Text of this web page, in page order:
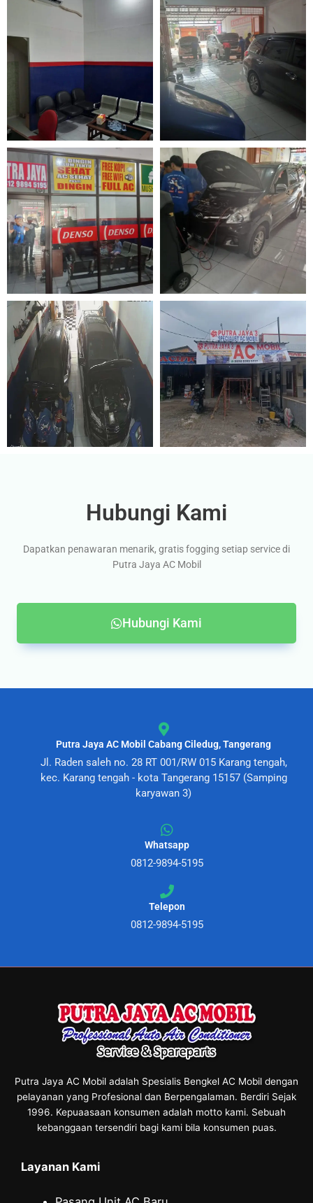
Hubungi Kami
Dapatkan penawaran menarik, gratis fogging setiap service di
Putra Jaya AC Mobil
Hubungi Kami
Putra Jaya AC Mobil Cabang Ciledug, Tangerang
Jl. Raden saleh no. 28 RT 001/RW 015 Karang tengah,
kec. Karang tengah - kota Tangerang 15157 (Samping
karyawan 3)
Whatsapp
0812-9894-5195
Telepon
0812-9894-5195
Putra Jaya AC Mobil adalah Spesialis Bengkel AC Mobil dengan
pelayanan yang Profesional dan Berpengalaman. Berdiri Sejak
1996. Kepuaasaan konsumen adalah motto kami. Sebuah
kebanggaan tersendiri bagi kami bila konsumen puas.
Layanan Kami